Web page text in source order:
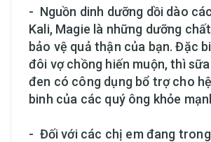
- Nguồn dinh dưỡng dồi dào
Kali, Magie là những dưỡng
bảo vệ quả thận của bạn. Đặc
đôi vợ chồng hiến muộn, thì
đen có công dụng bổ trợ cho
binh của các quý ông khỏe
- Đối với các chị em đang